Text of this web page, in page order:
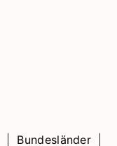
Bundesländer